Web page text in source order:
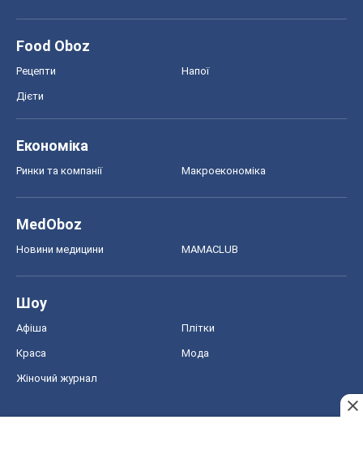
Food Oboz
Рецепти Напої
Дієти
Економіка
Ринки та компанії Макроекономіка
MedOboz
Новини медицини MAMACLUB
Шоу
Афіша Плітки
Краса Мода
Жіночий журнал